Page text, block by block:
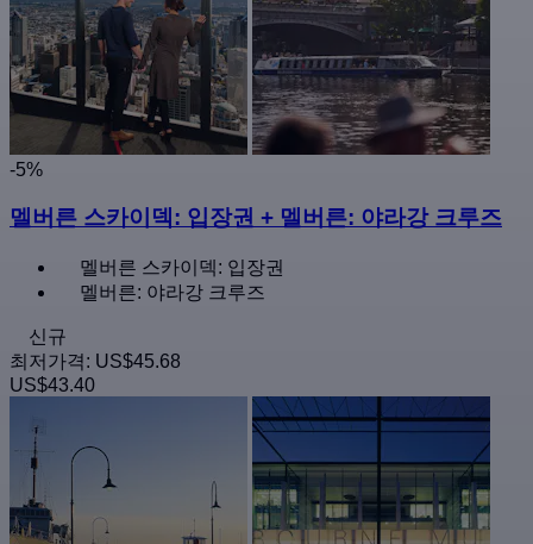
-5%
멜버른 스카이덱: 입장권 + 멜버른: 야라강 크루즈
멜버른 스카이덱: 입장권
멜버른: 야라강 크루즈
신규
최저가격: US$45.68
US$43.40